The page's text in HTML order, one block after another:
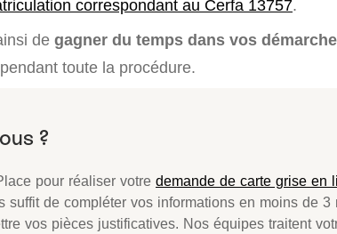
correspondant au Cerfa 13757.
de gagner du temps dans vos
toute la procédure.
pour réaliser votre demande de carte grise en
suffit de compléter vos informations en moins de 3
vos pièces justificatives. Nos équipes traitent